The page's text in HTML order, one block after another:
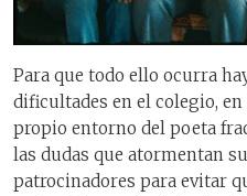
Para que todo ello ocurra
dificultades en el colegio, en
propio entorno del poeta
las dudas que atormentan
patrocinadores para evitar